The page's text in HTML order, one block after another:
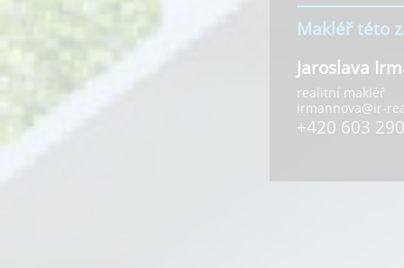
Makléř této
Jaroslava
realitní makléř
irmannova@ir-
+420 603